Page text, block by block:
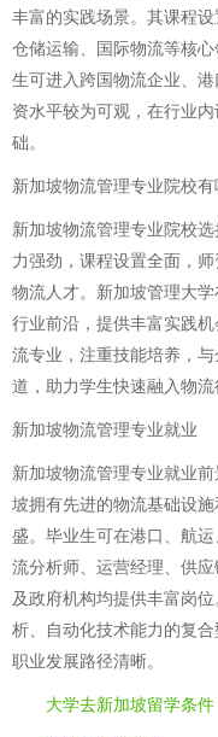
丰富的实践场景。其课程
仓储运输、国际物流等核
生可进入跨国物流企业、
资水平较为可观，在行业
础。
新加坡物流管理专业院校有
新加坡物流管理专业院校
力强劲，课程设置全面，
物流人才。新加坡管理大
行业前沿，提供丰富实践
流专业，注重技能培养，
道，助力学生快速融入物流
新加坡物流管理专业就业
新加坡物流管理专业就业
坡拥有先进的物流基础设
盛。毕业生可在港口、航
流分析师、运营经理、供
及政府机构均提供丰富岗
析、自动化技术能力的复
职业发展路径清晰。
大学去新加坡留学条件